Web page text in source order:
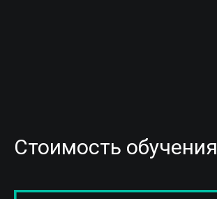
Стоимость обучения